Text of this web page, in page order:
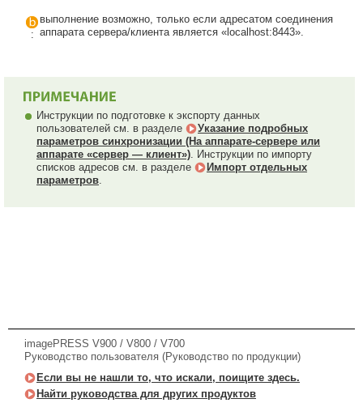
:
выполнение возможно, только если адресатом соединения
аппарата сервера/клиента является «localhost:8443».
Инструкции по подготовке к экспорту данных
пользователей см. в разделе
Указание подробных
параметров синхронизации (На аппарате-сервере или
аппарате «сервер — клиент»). Инструкции по импорту
списков адресов см. в разделе
Импорт отдельных
параметров.
imagePRESS V900 / V800 / V700
Руководство пользователя (Руководство по продукции)
Если вы не нашли то, что искали, поищите здесь.
Найти руководства для других продуктов